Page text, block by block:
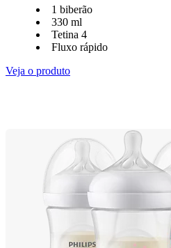
1 biberão
330 ml
Tetina 4
Fluxo rápido
Veja o produto